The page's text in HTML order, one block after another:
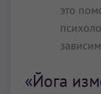
это
«Йога